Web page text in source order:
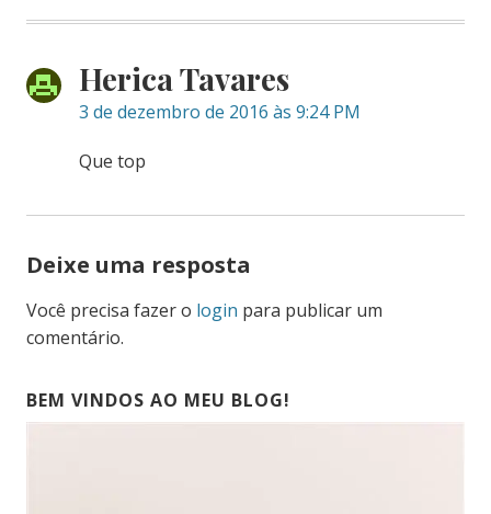
Herica Tavares
3 de dezembro de 2016 às 9:24 PM
Que top
Deixe uma resposta
Você precisa fazer o login para publicar um
comentário.
BEM VINDOS AO MEU BLOG!